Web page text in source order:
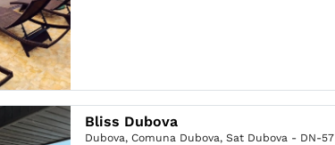
Bliss Dubova
Dubova,Comuna Dubova, Sat Dubova - DN-57